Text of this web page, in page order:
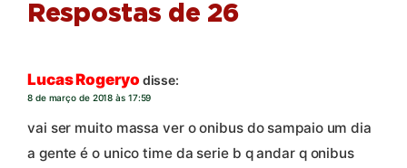
Respostas de 26
Lucas Rogeryo disse:
8 de março de 2018 às 17:59
vai ser muito massa ver o onibus do sampaio um dia
a gente é o unico time da serie b q andar q onibus